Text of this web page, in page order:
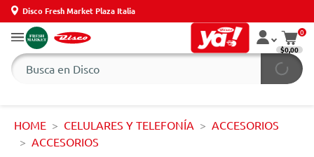
Disco Fresh Market Plaza Italia
0
$0,00
HOME CELULARES Y TELEFONÍA
ACCESORIOS
ACCESORIOS